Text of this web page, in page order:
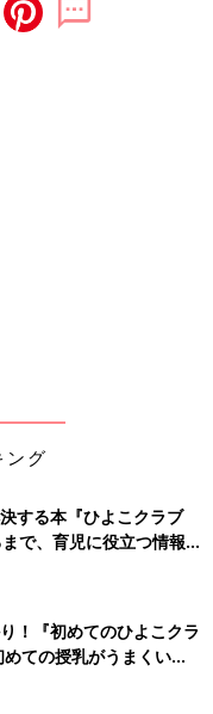
ング
する本『ひよこクラブ
で、育児に役立つ情報が
！『初めてのひよこクラ
ての授乳がうまくい
と夏のトラブル 解決テ